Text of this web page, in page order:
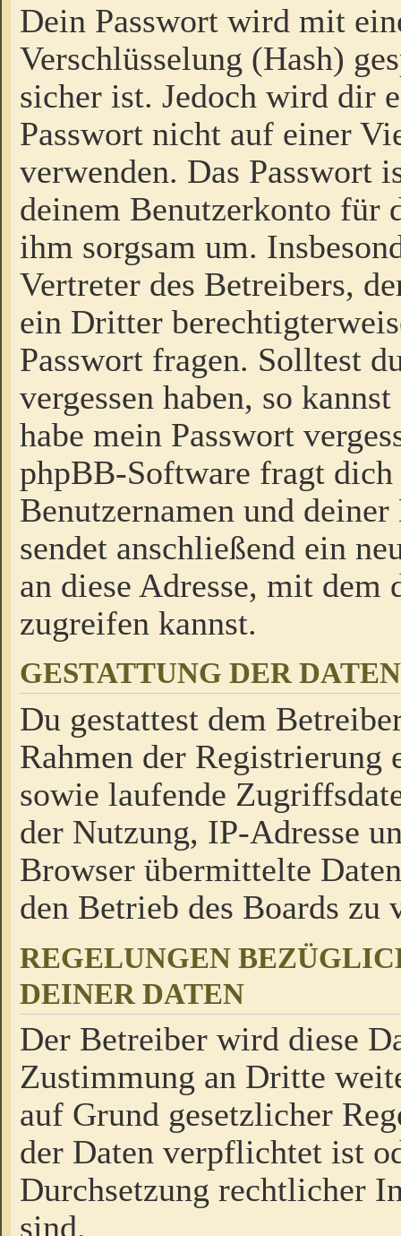
Dein Passwort wird mit
Verschlüsselung (Hash)
sicher ist. Jedoch wird dir
Passwort nicht auf einer
verwenden. Das Passwort
deinem Benutzerkonto für
ihm sorgsam um.
Vertreter des Betreibers,
ein Dritter
Passwort fragen. Solltest
vergessen haben, so
habe mein Passwort
phpBB-Software fragt dich
Benutzernamen und
sendet anschließend ein
an diese Adresse, mit dem
zugreifen kannst.
GESTATTUNG DER
Du gestattest dem
Rahmen der Registrierung
sowie laufende
der Nutzung, IP-Adresse
Browser übermittelte
den Betrieb des Boards zu
REGELUNGEN
DEINER DATEN
Der Betreiber wird diese
Zustimmung an Dritte
auf Grund gesetzlicher
der Daten verpflichtet ist
Durchsetzung rechtlicher
sind.